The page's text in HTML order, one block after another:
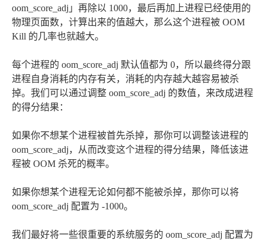
oom_score_adj」再除以 1000，最后再加上进程已经使用的
物理页面数，计算出来的值越大，那么这个进程被 OOM
Kill 的几率也就越大。
每个进程的 oom_score_adj 默认值都为 0，所以最终得分跟
进程自身消耗的内存有关，消耗的内存越大越容易被杀
掉。我们可以通过调整 oom_score_adj 的数值，来改成进程
的得分结果：
如果你不想某个进程被首先杀掉，那你可以调整该进程的
oom_score_adj，从而改变这个进程的得分结果，降低该进
程被 OOM 杀死的概率。
如果你想某个进程无论如何都不能被杀掉，那你可以将
oom_score_adj 配置为 -1000。
我们最好将一些很重要的系统服务的 oom_score_adj 配置为